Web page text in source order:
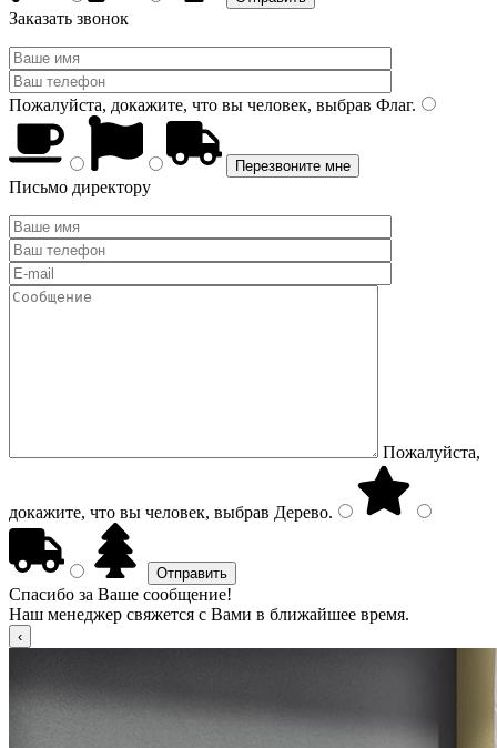
Заказать звонок
Пожалуйста, докажите, что вы человек, выбрав Флаг.
Письмо директору
Пожалуйста,
докажите, что вы человек, выбрав Дерево.
Спасибо за Ваше сообщение!
Наш менеджер свяжется с Вами в ближайшее время.